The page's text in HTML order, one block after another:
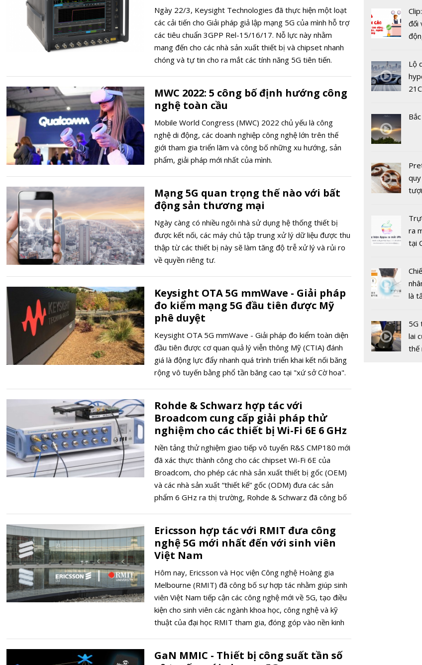
Ngày 22/3, Keysight Technologies đã thực hiện một loạt
các cải tiến cho Giải pháp giả lập mạng 5G của mình hỗ trợ
các tiêu chuẩn 3GPP Rel-15/16/17. Nỗ lực này nhằm
mang đến cho các nhà sản xuất thiết bị và chipset nhanh
chóng và tự tin cho ra mắt các tính năng 5G tiên tiến.
MWC 2022: 5 công bố định hướng công
nghệ toàn cầu
Mobile World Congress (MWC) 2022 chủ yếu là công
nghệ di động, các doanh nghiệp công nghệ lớn trên thế
giới tham gia triển lãm và công bố những xu hướng, sản
phẩm, giải pháp mới nhất của mình.
Mạng 5G quan trọng thế nào với bất
động sản thương mại
Ngày càng có nhiều ngôi nhà sử dụng hệ thống thiết bị
được kết nối, các máy chủ tập trung xử lý dữ liệu được thu
thập từ các thiết bị này sẽ làm tăng độ trễ xử lý và rủi ro
về quyền riêng tư.
Keysight OTA 5G mmWave - Giải pháp
đo kiểm mạng 5G đầu tiên được Mỹ
phê duyệt
Keysight OTA 5G mmWave - Giải pháp đo kiểm toàn diện
đầu tiên được cơ quan quả lý viễn thông Mỹ (CTIA) đánh
giá là động lực đẩy nhanh quá trình triển khai kết nối băng
rộng vô tuyến bằng phổ tần băng cao tại "xứ sở Cờ hoa".
Rohde & Schwarz hợp tác với
Broadcom cung cấp giải pháp thử
nghiệm cho các thiết bị Wi-Fi 6E 6 GHz
Nền tảng thử nghiệm giao tiếp vô tuyến R&S CMP180 mới
đã xác thực thành công cho các chipset Wi-Fi 6E của
Broadcom, cho phép các nhà sản xuất thiết bị gốc (OEM)
và các nhà sản xuất “thiết kế” gốc (ODM) đưa các sản
phẩm 6 GHz ra thị trường, Rohde & Schwarz đã công bố
Ericsson hợp tác với RMIT đưa công
nghệ 5G mới nhất đến với sinh viên
Việt Nam
Hôm nay, Ericsson và Học viện Công nghệ Hoàng gia
Melbourne (RMIT) đã công bố sự hợp tác nhằm giúp sinh
viên Việt Nam tiếp cận các công nghệ mới về 5G, tạo điều
kiện cho sinh viên các ngành khoa học, công nghệ và kỹ
thuật của đại học RMIT tham gia, đóng góp vào nền kinh
GaN MMIC - Thiết bị công suất tần số
AI,
đối
vụ
Lộ
2
gốc
ra
tại
là
sót
5G
lai
thế